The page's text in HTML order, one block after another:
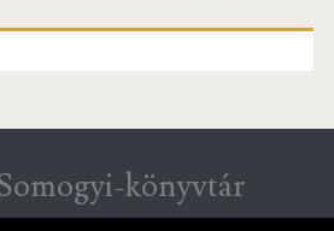
könyvtár